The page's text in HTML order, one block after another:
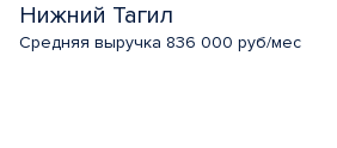
Нижний Тагил
Средняя выручка 836 000 руб/мес